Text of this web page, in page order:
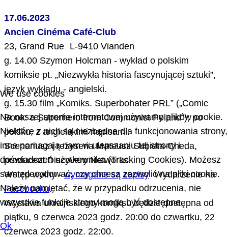
17.06.2023
Ancien Cinéma Café-Club
23, Grand Rue L-9410 Vianden
g. 14.00 Szymon Holcman - wykład o polskim
komiksie pt. „Niezwykła historia fascynującej sztuki”,
język wykładu - angielski.
g. 15.30 film „Komiks. Superbohater PRL” („Comic
Book: a Superhero from Communist Poland”), po
polsku, z angielskimi napisami.
Scenariusz i reżyseria Mateusz Subieta-Cheda,
producent Discovery Networks.
Wstęp wolny -wymagane są zapisy Wydarzenie na
Facebooku.
Wystawa ukraińskiego komiksu będzie dostępna od
piątku, 9 czerwca 2023 godz. 20:00 do czwartku, 22
czerwca 2023 godz. 22:00.
We use cookies
Na naszej stronie internetowej używamy plików cookie.
Niektóre z nich są niezbędne dla funkcjonowania strony,
inne pomagają nam w ulepszaniu tej strony i
doświadczeń użytkownika (Tracking Cookies). Możesz
sam zdecydować, czy chcesz zezwolić na pliki cookie.
Należy pamiętać, że w przypadku odrzucenia, nie
wszystkie funkcje strony mogą być dostępne.
Ok